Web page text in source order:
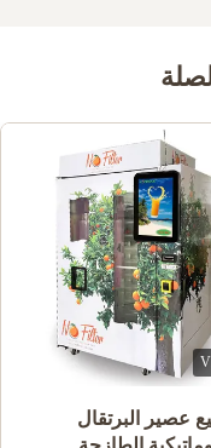
عصير البرتقال